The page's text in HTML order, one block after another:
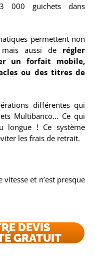
000 guichets dans
permettent non
aussi de régler
un forfait mobile,
ou des titres de
différentes qui
Multibanco… Ce qui
longue ! Ce système
les frais de retrait.
et n’est presque
DEVIS
GRATUIT